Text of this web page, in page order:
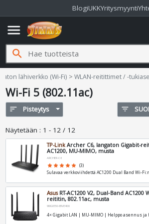
BlogiUKKYritysmyynti
menu
search
lähiverkko (Wi-Fi) WLAN-reitittimet / -
Wi-Fi 5 (802.11ac)
sort Pisteytys filter_list
Näytetään : 1 - 12 / 12
TP-Link Archer C6, langaton Gigabit-
AC1200, MU-MIMO, musta
ARCHER-C6
star star star star star (3)
Sulavaa verkkoviihdettä AC1200 Dual Band Wi-
AsusRT-AC1200 V2, Dual‑Band AC1200
reititin, 802.11ac, musta
90IG0550-BM3400
4× Gigabit LAN | MU‑MIMO | Helppo asennus